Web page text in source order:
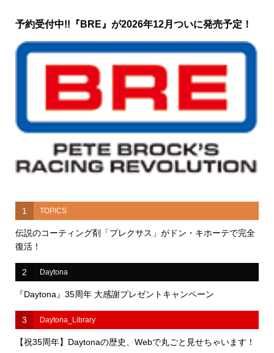
予約受付中!!『BRE』が2026年12月ついに発売予定！
1 TOPICS
伝説のコーティング剤「プレクサス」がドン・キホーテで完全
復活！
2 Daytona
『Daytona』35周年 大感謝プレゼントキャンペーン
3 Daytona_Library
【祝35周年】Daytonaの歴史、Webで丸ごと見せちゃいます！